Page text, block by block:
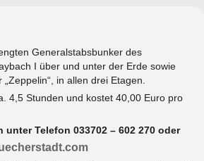
Generalstabsbunker des
I über und unter der Erde sowie
in allen drei Etagen.
4,5 Stunden und kostet 40,00 Euro pro
Telefon 033702 – 602 270 oder